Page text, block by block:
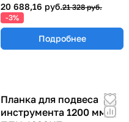
20 688,16 руб.21 328 руб.
-3%
Подробнее
Планка для подвеса
инструмента 1200 мм